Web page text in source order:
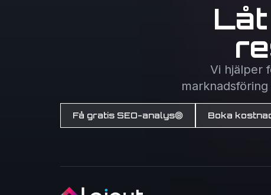
Vi hjälper
Få gratis SEO-analys Boka